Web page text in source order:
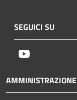
SEGUICI SU
AMMINISTRAZIONE